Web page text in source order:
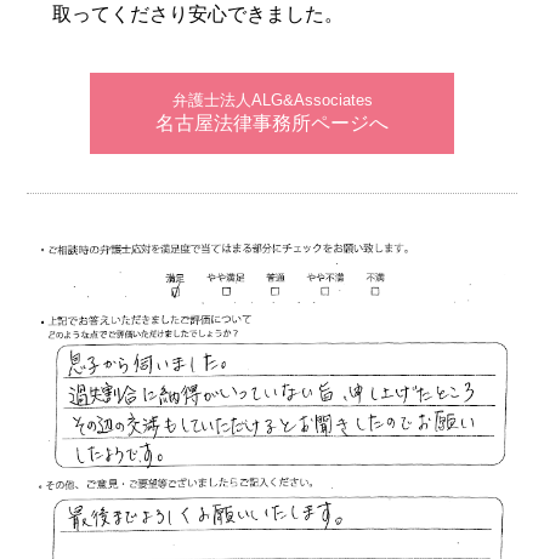
取ってくださり安心できました。
弁護士法人ALG&Associates
名古屋法律事務所ページへ